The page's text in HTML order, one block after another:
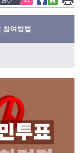
참여방법